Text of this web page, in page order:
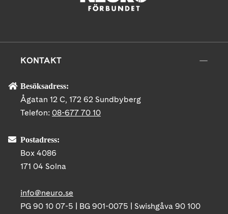
KONTAKT
Besöksadress:
Ågatan 12 C, 172 62 Sundbyberg
Telefon: 08-677 70 10
Postadress:
Box 4086
171 04 Solna
info@neuro.se
PG 90 10 07-5 | BG 901-0075 | Swishgåva 90 100